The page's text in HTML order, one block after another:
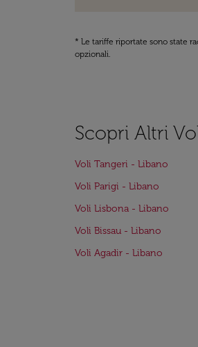
* Le tariffe riportate sono state
opzionali.
Scopri Altri
Voli Tangeri - Libano
Voli Parigi - Libano
Voli Lisbona - Libano
Voli Bissau - Libano
Voli Agadir - Libano